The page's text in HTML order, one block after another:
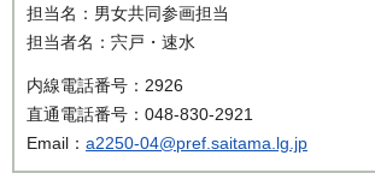
担当名：男女共同参画担当
担当者名：宍戸・速水
内線電話番号：2926
直通電話番号：048-830-2921
Email： a2250-04@pref.saitama.lg.jp